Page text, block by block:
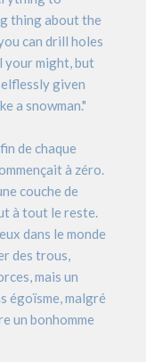
thing about the
can drill holes
your might, but
given
a snowman."
de chaque
à zéro.
couche de
à tout le reste.
dans le monde
des trous,
mais un
égoïsme, malgré
un bonhomme